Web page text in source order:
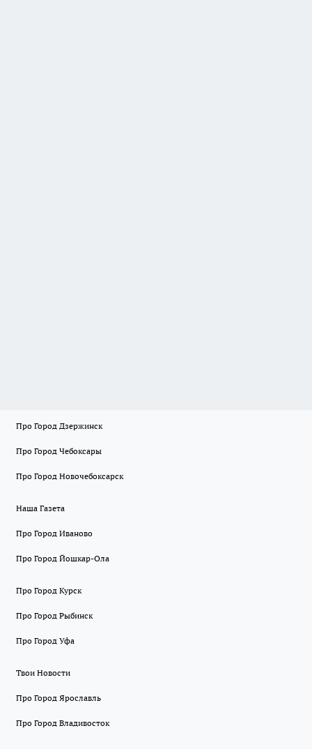
Про Город Дзержинск
Про Город Чебоксары
Про Город Новочебоксарск
Наша Газета
Про Город Иваново
Про Город Йошкар-Ола
Про Город Курск
Про Город Рыбинск
Про Город Уфа
Твои Новости
Про Город Ярославль
Про Город Владивосток